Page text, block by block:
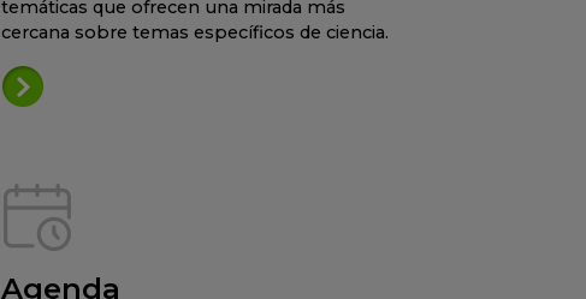
temáticas que ofrecen una mirada más
cercana sobre temas específicos de ciencia.
Agenda